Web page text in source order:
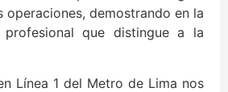
demostrando en la
que distingue a la
Línea 1 del Metro de Lima nos